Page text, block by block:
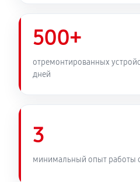
500+
отремонтированных
дней
3
минимальный опыт работы